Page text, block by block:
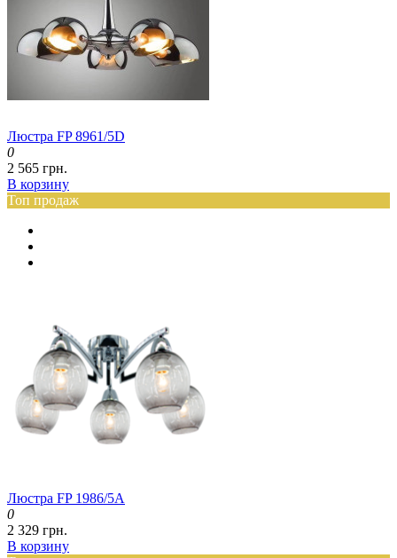
Люстра FP 8961/5D
0
2 565 грн.
В корзину
Топ продаж
Люстра FP 1986/5А
0
2 329 грн.
В корзину